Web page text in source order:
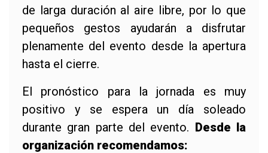
de larga duración al aire libre, por lo que
pequeños gestos ayudarán a disfrutar
plenamente del evento desde la apertura
hasta el cierre.
El pronóstico para la jornada es muy
positivo y se espera un día soleado
durante gran parte del evento. Desde la
organización recomendamos: